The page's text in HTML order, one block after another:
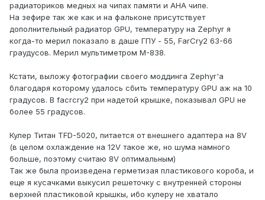
радиаториков медных на чипах памяти и AHA чипе.
На зефире так же как и на фальконе присутствует
дополнительный радиатор GPU, температуру на Zephyr я
когда-то мерил показало в даше ГПУ - 55, FarCry2 63-66
граудусов. Мерил мультиметром М-838.
Кстати, выложу фотографии своего моддинга Zephyr'a
благодаря которому удалось сбить температуру GPU аж на 10
градусов. В facrcry2 при надетой крышке, показывал GPU не
более 55 градусов.
Кулер Титан TFD-5020, питается от внешнего адаптера на 8V
(в целом охлаждение на 12V такое же, но шума намного
больше, поэтому считаю 8V оптимальным)
Так же была произведена герметизая пластикового короба, и
еще я кусачками выкусил решеточку с внутренней стороны
верхней пластиковой крышкы, ибо кулеру не хватало